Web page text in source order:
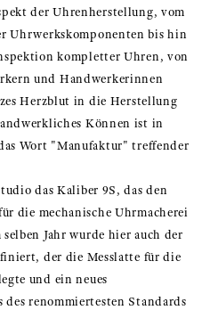
der Uhrenherstellung, vom
Uhrwerkskomponenten bis hin
kompletter Uhren, von
und Handwerkerinnen
Herzblut in die Herstellung
Können ist in
Wort "Manufaktur" treffender
das Kaliber 9S, das den
die mechanische Uhrmacherei
Jahr wurde hier auch der
der die Messlatte für die
und ein neues
des renommiertesten Standards